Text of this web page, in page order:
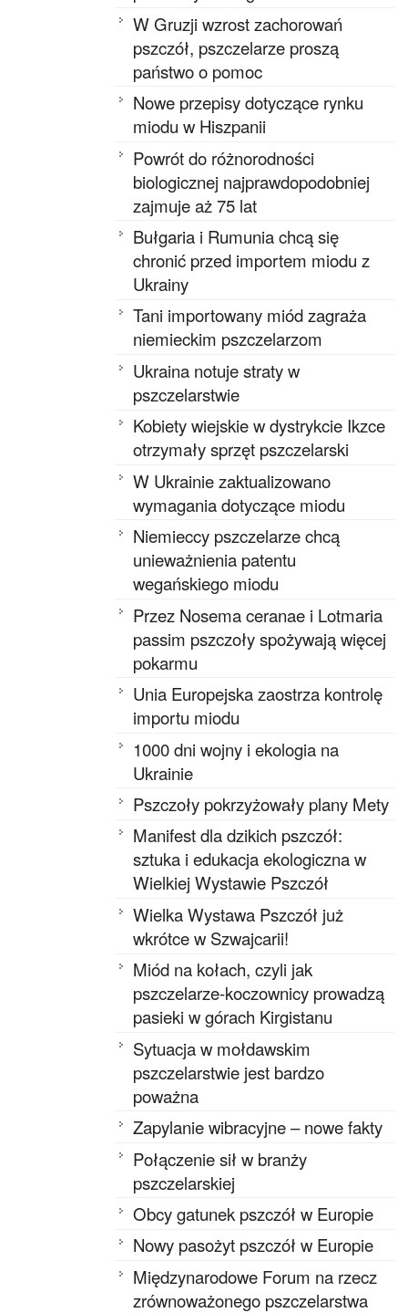
W Gruzji wzrost zachorowań
pszczół, pszczelarze proszą
państwo o pomoc
Nowe przepisy dotyczące rynku
miodu w Hiszpanii
Powrót do różnorodności
biologicznej najprawdopodobniej
zajmuje aż 75 lat
Bułgaria i Rumunia chcą się
chronić przed importem miodu z
Ukrainy
Tani importowany miód zagraża
niemieckim pszczelarzom
Ukraina notuje straty w
pszczelarstwie
Kobiety wiejskie w dystrykcie Ikzce
otrzymały sprzęt pszczelarski
W Ukrainie zaktualizowano
wymagania dotyczące miodu
Niemieccy pszczelarze chcą
unieważnienia patentu
wegańskiego miodu
Przez Nosema ceranae i Lotmaria
passim pszczoły spożywają więcej
pokarmu
Unia Europejska zaostrza kontrolę
importu miodu
1000 dni wojny i ekologia na
Ukrainie
Pszczoły pokrzyżowały plany Mety
Manifest dla dzikich pszczół:
sztuka i edukacja ekologiczna w
Wielkiej Wystawie Pszczół
Wielka Wystawa Pszczół już
wkrótce w Szwajcarii!
Miód na kołach, czyli jak
pszczelarze-koczownicy prowadzą
pasieki w górach Kirgistanu
Sytuacja w mołdawskim
pszczelarstwie jest bardzo
poważna
Zapylanie wibracyjne – nowe fakty
Połączenie sił w branży
pszczelarskiej
Obcy gatunek pszczół w Europie
Nowy pasożyt pszczół w Europie
Międzynarodowe Forum na rzecz
zrównoważonego pszczelarstwa